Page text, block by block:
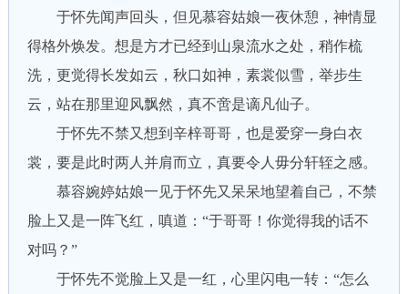
于怀先闻声回头，但见慕容姑娘一夜休憩，神情显
得格外焕发。想是方才已经到山泉流水之处，稍作梳
洗，更觉得长发如云，秋口如神，素裳似雪，举步生
云，站在那里迎风飘然，真不啻是谪凡仙子。
于怀先不禁又想到辛梓哥哥，也是爱穿一身白衣
裳，要是此时两人并肩而立，真要令人毋分轩轾之感。
慕容婉婷姑娘一见于怀先又呆呆地望着自己，不禁
脸上又是一阵飞红，嗔道：“于哥哥！你觉得我的话不
对吗？”
于怀先不觉脸上又是一红，心里闪电一转：“怎么